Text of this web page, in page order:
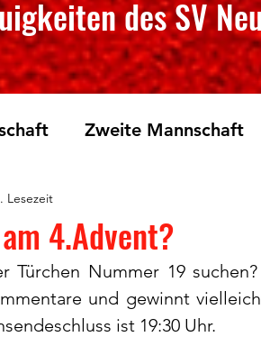
des SV
Zweite Mannschaft
4.Advent?
Lesezeit
Türchen Nummer 19
und gewinnt
ist 19:30 Uhr.